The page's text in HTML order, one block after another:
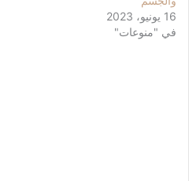
16 يونيو، 2023
في "منوعات"